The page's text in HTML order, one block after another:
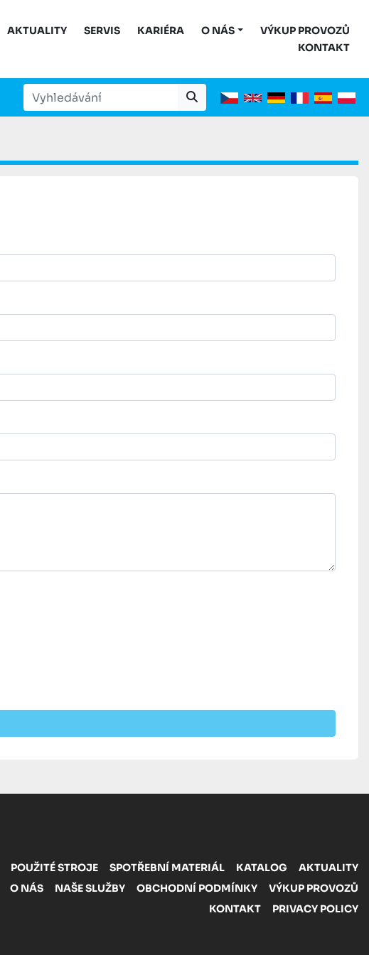
AKTUALITY SERVIS KARIÉRA O NÁS
VÝKUP PROVOZŮ
KONTAKT
POUŽITÉ STROJE SPOTŘEBNÍ MATERIÁL KATALOG
AKTUALITY
O NÁS NAŠE SLUŽBY OBCHODNÍ PODMÍNKY
VÝKUP PROVOZŮ
KONTAKT
PRIVACY POLICY